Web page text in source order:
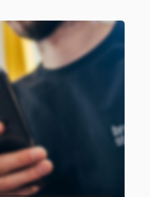
inscreva-se
os